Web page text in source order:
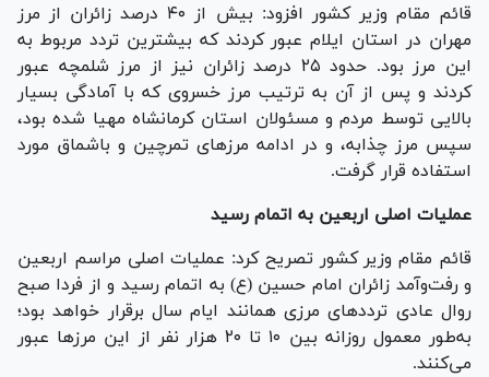
قائم مقام وزیر کشور افزود: بیش از ۴۰ درصد زائران از مرز
مهران در استان ایلام عبور کردند که بیشترین تردد مربوط به
این مرز بود. حدود ۲۵ درصد زائران نیز از مرز شلمچه عبور
کردند و پس از آن به ترتیب مرز خسروی که با آمادگی بسیار
بالایی توسط مردم و مسئولان استان کرمانشاه مهیا شده بود،
سپس مرز چذابه، و در ادامه مرز‌های تمرچین و باشماق مورد
استفاده قرار گرفت.
عملیات اصلی اربعین به اتمام رسید
قائم مقام وزیر کشور تصریح کرد: عملیات اصلی مراسم اربعین
و رفت‌وآمد زائران امام حسین (ع) به اتمام رسید و از فردا صبح
روال عادی تردد‌های مرزی همانند ایام سال برقرار خواهد بود؛
به‌طور معمول روزانه بین ۱۰ تا ۲۰ هزار نفر از این مرز‌ها عبور
می‌کنند.